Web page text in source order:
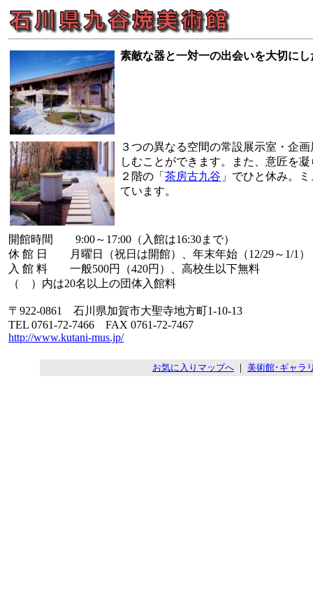
素敵な器と一対一の出会いを大切に
３つの異なる空間の常設展示室・企
しむことができます。また、意匠を
２階の「 茶房古九谷 」でひと休み。
ています。
開館時間 9:00～17:00（入館は16:30まで）
休 館 日 月曜日（祝日は開館）、年末年始（12/29～1/1）
入 館 料 一般500円（420円）、高校生以下無料
（ ）内は20名以上の団体入館料
〒922-0861 石川県加賀市大聖寺地方町1-10-13
TEL 0761-72-7466 FAX 0761-72-7467
http://www.kutani-mus.jp/
お気に入りマップへ ｜ 美術館･ギャラ